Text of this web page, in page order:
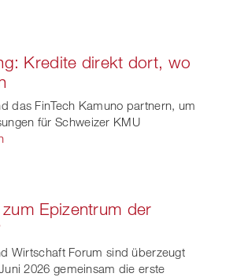
Kredite direkt dort, wo
das FinTech Kamuno partnern, um
für Schweizer KMU
Epizentrum der
Wirtschaft Forum sind überzeugt
2026 gemeinsam die erste